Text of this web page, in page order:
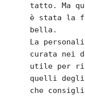
tatto. Ma
è stata la
bella.
La
curata nei
utile per
quelli degli
che